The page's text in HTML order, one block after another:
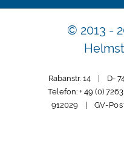
© 2013 -
Rabanstr. 14 | D-
Telefon: + 49 (0)
912029 | GV-